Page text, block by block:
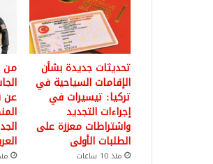
تحديثات جديدة بشأن
الإقامات السياحية في
تركيا: تيسيرات في
إجراءات التجديد
واشتراطات معززة على
الطلبات الأولى
منذ 10 ساعات
من
عن
منذ